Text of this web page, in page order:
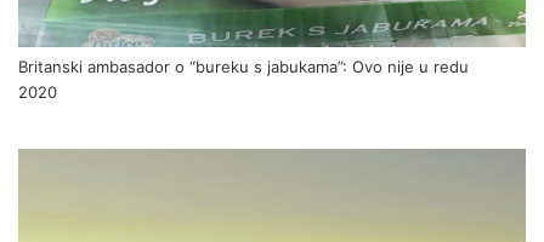
Britanski ambasador o “bureku s jabukama”: Ovo nije u redu
2020